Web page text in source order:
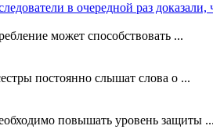
в очередной раз доказали,
может способствовать ...
постоянно слышат слова о ...
повышать уровень защиты ...